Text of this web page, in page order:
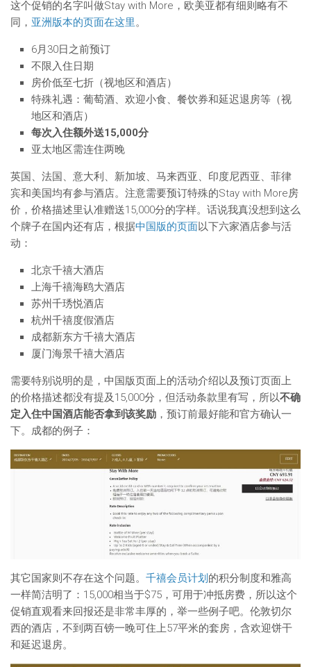
这个促销的名字叫做Stay with More，欧美亚都有细则略有不
同， 亚洲版本的页面在这里。
6月30日之前预订
不限入住日期
房价低至七折（视地区和酒店）
特殊礼遇：葡萄酒、欢迎小食、餐饮券和延迟退房等（视
地区和酒店）
每次入住额外送15,000分
亚太地区需连住两晚
英国、法国、意大利、新加坡、马来西亚、印度尼西亚、菲律
宾和美国均有参与酒店。注意需要预订特殊的Stay with More房
价，价格描述里认准赠送15,000分的字样。话说我真没想到这么
个牌子在国内还有店，根据中国版的页面以下六家酒店参与活
动：
北京千禧大酒店
上海千禧海鸥大酒店
苏州千琇悦酒店
杭州千禧度假酒店
成都新东方千禧大酒店
厦门海景千禧大酒店
需要特别说明的是，中国版页面上的活动介绍以及预订页面上
的价格描述都没有提及15,000分，但活动条款里有写，所以不确
定入住中国酒店能否拿到该奖励 ，预订前最好能和官方确认一
下。成都的例子：
其它国家则不存在这个问题。 千禧会员计划 的积分制度和雅高
一样简洁明了：15,000相当于$75，可用于冲抵房费，所以这个
促销直观看来回报还是非常丰厚的，举一些例子吧。伦敦切尔
西的酒店，不到两百镑一晚可住上57平米的套房，含欢迎饼干
和延迟退房。